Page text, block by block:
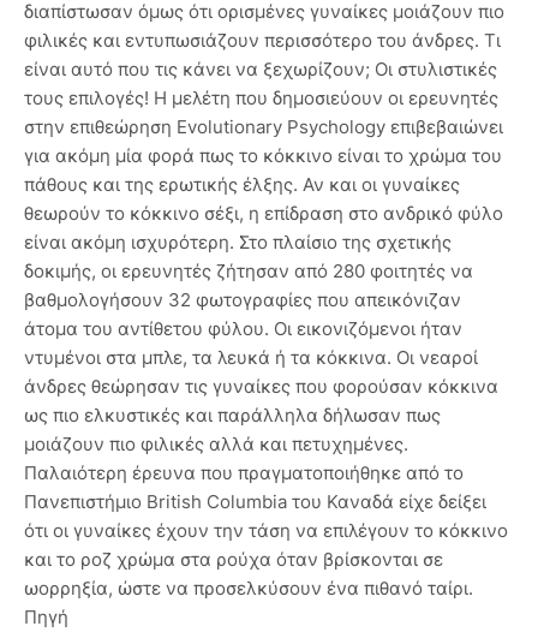
διαπίστωσαν όμως ότι ορισμένες γυναίκες μοιάζουν πιο
φιλικές και εντυπωσιάζουν περισσότερο του άνδρες. Τι
είναι αυτό που τις κάνει να ξεχωρίζουν; Οι στυλιστικές
τους επιλογές! Η μελέτη που δημοσιεύουν οι ερευνητές
στην επιθεώρηση Evolutionary Psychology επιβεβαιώνει
για ακόμη μία φορά πως το κόκκινο είναι το χρώμα του
πάθους και της ερωτικής έλξης. Αν και οι γυναίκες
θεωρούν το κόκκινο σέξι, η επίδραση στο ανδρικό φύλο
είναι ακόμη ισχυρότερη. Στο πλαίσιο της σχετικής
δοκιμής, οι ερευνητές ζήτησαν από 280 φοιτητές να
βαθμολογήσουν 32 φωτογραφίες που απεικόνιζαν
άτομα του αντίθετου φύλου. Οι εικονιζόμενοι ήταν
ντυμένοι στα μπλε, τα λευκά ή τα κόκκινα. Οι νεαροί
άνδρες θεώρησαν τις γυναίκες που φορούσαν κόκκινα
ως πιο ελκυστικές και παράλληλα δήλωσαν πως
μοιάζουν πιο φιλικές αλλά και πετυχημένες.
Παλαιότερη έρευνα που πραγματοποιήθηκε από το
Πανεπιστήμιο British Columbia του Καναδά είχε δείξει
ότι οι γυναίκες έχουν την τάση να επιλέγουν το κόκκινο
και το ροζ χρώμα στα ρούχα όταν βρίσκονται σε
ωορρηξία, ώστε να προσελκύσουν ένα πιθανό ταίρι.
Πηγή